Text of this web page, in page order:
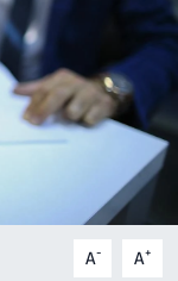
A- A+